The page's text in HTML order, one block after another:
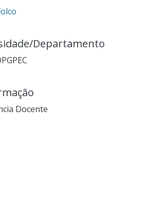
Departamento
Docente